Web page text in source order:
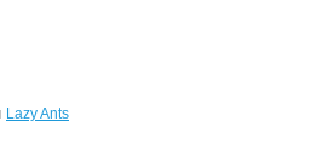
Lazy Ants